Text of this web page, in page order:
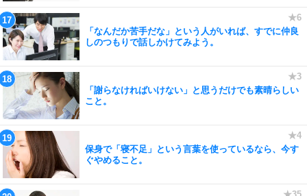
「なんだか苦手だな」という人がいれば、すでに仲良
しのつもりで話しかけてみよう。
「謝らなければいけない」と思うだけでも素晴らしい
こと。
保身で「寝不足」という言葉を使っているなら、今す
ぐやめること。